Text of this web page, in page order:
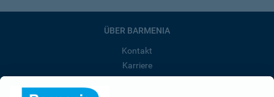
ÜBER BARMENIA
Kontakt
Karriere